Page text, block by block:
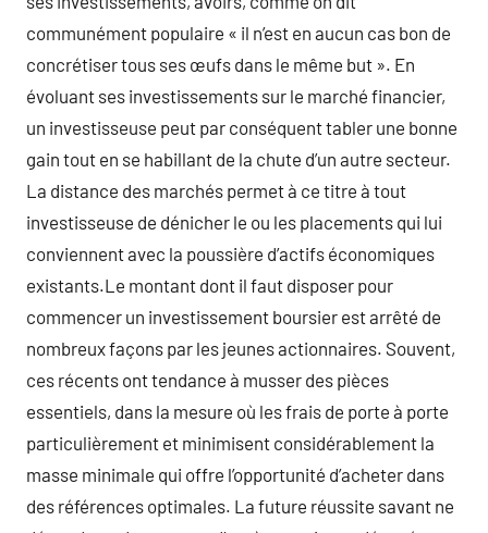
communément populaire « il n’est en aucun cas bon de
concrétiser tous ses œufs dans le même but ». En
évoluant ses investissements sur le marché financier,
un investisseuse peut par conséquent tabler une bonne
gain tout en se habillant de la chute d’un autre secteur.
La distance des marchés permet à ce titre à tout
investisseuse de dénicher le ou les placements qui lui
conviennent avec la poussière d’actifs économiques
existants.Le montant dont il faut disposer pour
commencer un investissement boursier est arrêté de
nombreux façons par les jeunes actionnaires. Souvent,
ces récents ont tendance à musser des pièces
essentiels, dans la mesure où les frais de porte à porte
particulièrement et minimisent considérablement la
masse minimale qui offre l’opportunité d’acheter dans
des références optimales. La future réussite savant ne